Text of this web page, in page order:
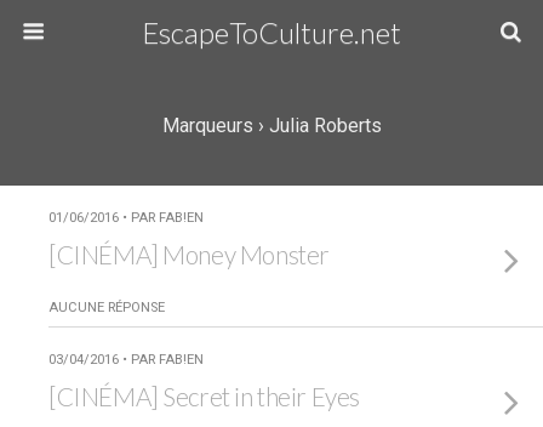
EscapeToCulture.net
Marqueurs › Julia Roberts
01/06/2016 • PAR FAB!EN
[CINÉMA] Money Monster
AUCUNE RÉPONSE
03/04/2016 • PAR FAB!EN
[CINÉMA] Secret in their Eyes